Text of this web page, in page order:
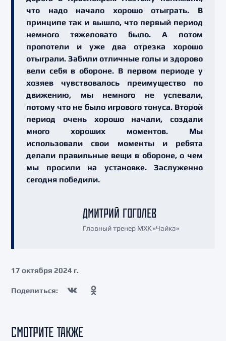
что надо начало хорошо отыграть. В
принципе так и вышло, что первый период
немного тяжеловато было. А потом
пропотели и уже два отрезка хорошо
отыграли. Забили отличные голы и здорово
вели себя в обороне. В первом периоде у
хозяев чувствовалось преимущество по
движению, мы немного не успевали,
потому что не было игрового тонуса. Второй
период очень хорошо начали, создали
много хороших моментов. Мы
использовали свои моменты и ребята
делали правильные вещи в обороне, о чем
мы просили на установке. Заслуженно
сегодня победили.
ДМИТРИЙ ГОГОЛЕВ
Главный тренер МХК «Чайка»
17 октября 2024 г.
Поделиться:
СМОТРИТЕ ТАКЖЕ